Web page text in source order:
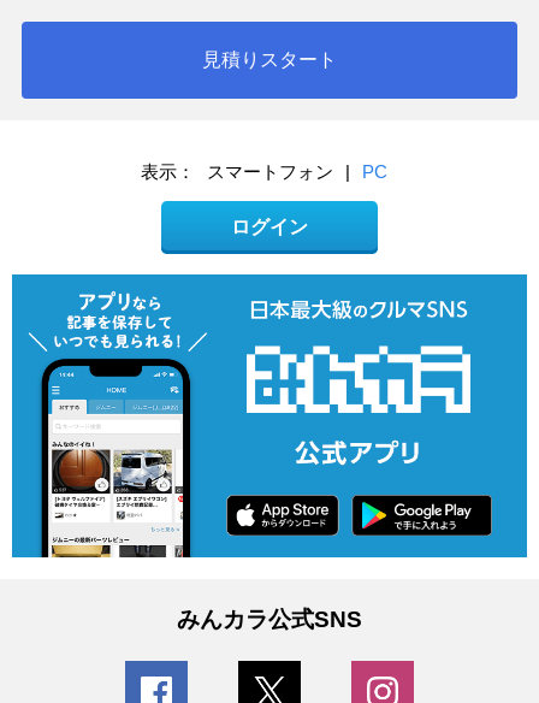
見積りスタート
表示： スマートフォン | PC
ログイン
みんカラ公式SNS